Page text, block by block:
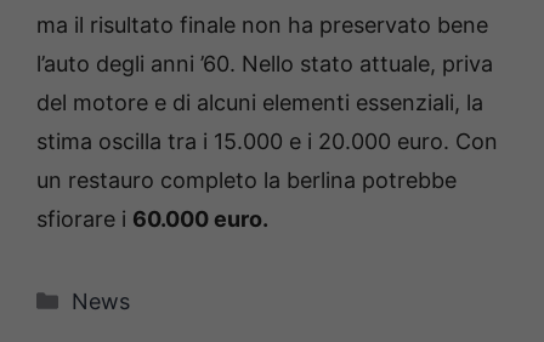
ma il risultato finale non ha preservato bene
l’auto degli anni ’60. Nello stato attuale, priva
del motore e di alcuni elementi essenziali, la
stima oscilla tra i 15.000 e i 20.000 euro. Con
un restauro completo la berlina potrebbe
sfiorare i 60.000 euro.
Categorie
News